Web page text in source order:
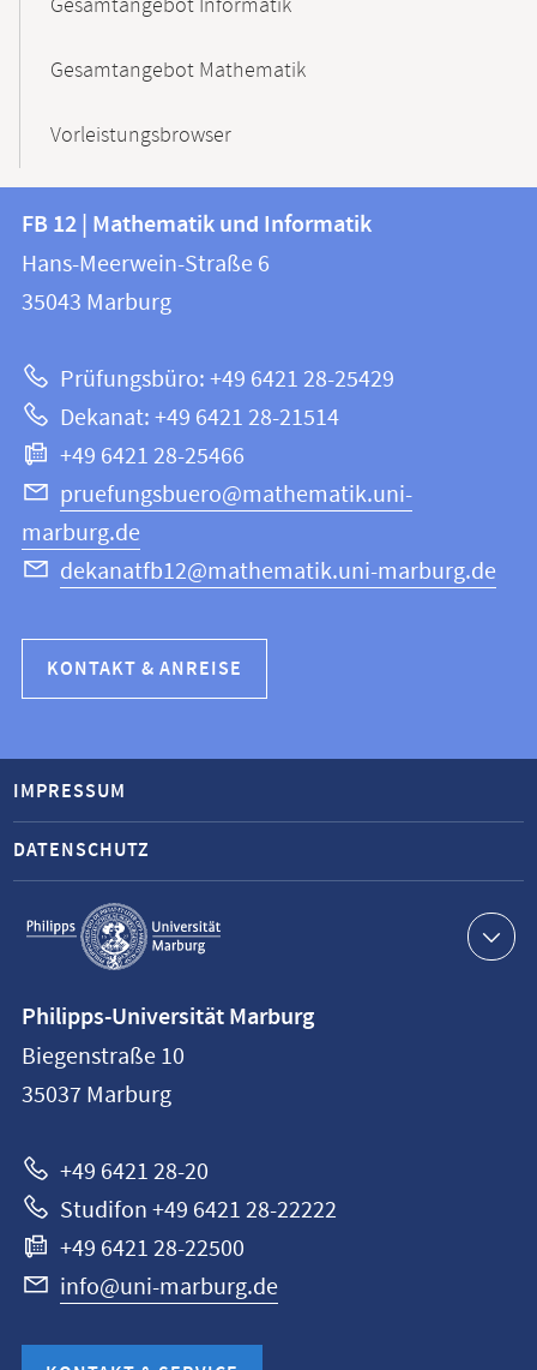
Gesamtangebot Informatik
Gesamtangebot Mathematik
Vorleistungsbrowser
Kontakt
und
Informationen
Website
FB
12
|
und
Informatik
FB 12 | Mathematik und Informatik
Hans-Meerwein-Straße 6
35043 Marburg
Prüfungsbüro: +49 6421 28-25429
Dekanat: +49 6421 28-21514
+49 6421 28-25466
pruefungsbuero@mathematik.uni-
marburg.de
dekanatfb12@mathematik.uni-marburg.de
KONTAKT & ANREISE
Service-
Navigation
IMPRESSUM
DATENSCHUTZ
Philipps-
Universität
Marburg
Philipps-Universität Marburg
Biegenstraße 10
35037 Marburg
+49 6421 28-20
Studifon +49 6421 28-22222
+49 6421 28-22500
info@uni-marburg.de